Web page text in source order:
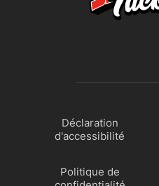
Déclaration
d'accessibilité
Politique de